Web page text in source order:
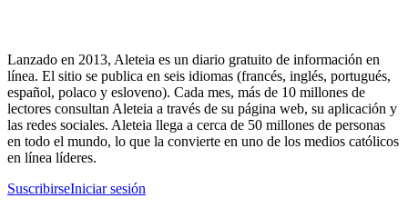
Lanzado en 2013, Aleteia es un diario gratuito de información en
línea. El sitio se publica en seis idiomas (francés, inglés, portugués,
español, polaco y esloveno). Cada mes, más de 10 millones de
lectores consultan Aleteia a través de su página web, su aplicación y
las redes sociales. Aleteia llega a cerca de 50 millones de personas
en todo el mundo, lo que la convierte en uno de los medios católicos
en línea líderes.
SuscribirseIniciar sesión